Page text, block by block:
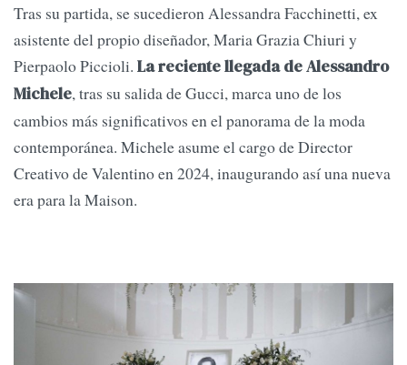
Tras su partida, se sucedieron Alessandra Facchinetti, ex
asistente del propio diseñador, Maria Grazia Chiuri y
Pierpaolo Piccioli. La reciente llegada de Alessandro
Michele, tras su salida de Gucci, marca uno de los
cambios más significativos en el panorama de la moda
contemporánea. Michele asume el cargo de Director
Creativo de Valentino en 2024, inaugurando así una nueva
era para la Maison.